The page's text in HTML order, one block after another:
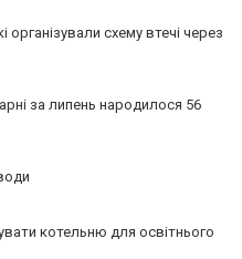
організували схему втечі через
за липень народилося 56
котельню для освітнього